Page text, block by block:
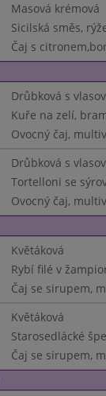
Masová krémová
Sicilská směs,
Čaj s
Drůbková s
Kuře na zelí,
Ovocný čaj,
Drůbková s
Tortelloni se
Ovocný čaj,
Květáková
Rybí filé v
Čaj se sirupem,
Květáková
Starosedlácké
Čaj se sirupem,